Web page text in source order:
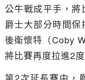
公牛戰成平手，將
爵士大部分時間
後衛懷特（Coby
將比賽再度拉進2